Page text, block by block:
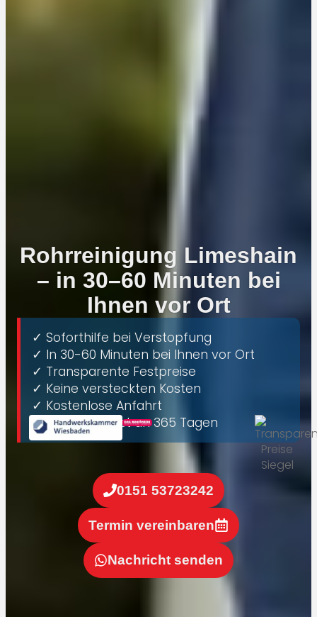
Rohrreinigung Limeshain
– in 30–60 Minuten bei
Ihnen vor Ort
✓ Soforthilfe bei Verstopfung
✓ In 30-60 Minuten bei Ihnen vor Ort
✓ ⁠Transparente Festpreise
✓ Keine versteckten Kosten
✓ Kostenlose Anfahrt
✓ ⁠24h Notdienst an 365 Tagen
0151 53723242
Termin vereinbaren
Nachricht senden